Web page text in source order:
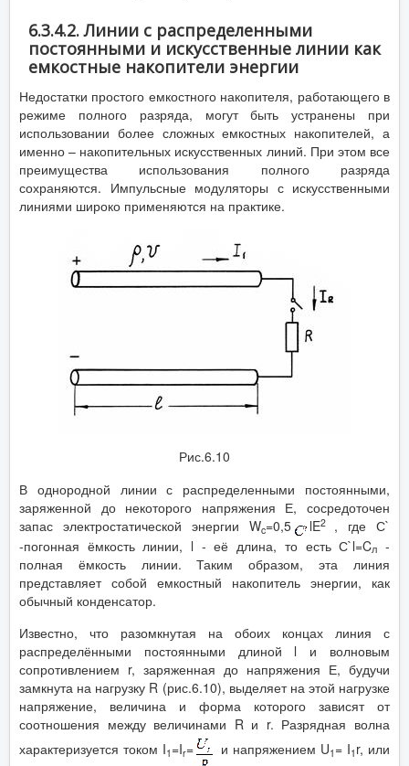
6.3.4.2. Линии с распределенными
постоянными и искусственные линии как
емкостные накопители энергии
Недостатки простого емкостного накопителя, работающего в
режиме полного разряда, могут быть устранены при
использовании более сложных емкостных накопителей, а
именно – накопительных искусственных линий. При этом все
преимущества использования полного разряда
сохраняются. Импульсные модуляторы с искусственными
линиями широко применяются на практике.
Рис.6.10
В однородной линии с распределенными постоянными,
заряженной до некоторого напряжения Е, сосредоточен
запас электростатической энергии Wc=0,5 lE2 , где С`
-погонная ёмкость линии, l - её длина, то есть С`l=Cл -
полная ёмкость линии. Таким образом, эта линия
представляет собой емкостный накопитель энергии, как
обычный конденсатор.
Известно, что разомкнутая на обоих концах линия с
распределёнными постоянными длиной l и волновым
сопротивлением r, заряженная до напряжения Е, будучи
замкнута на нагрузку R (рис.6.10), выделяет на этой нагрузке
напряжение, величина и форма которого зависят от
соотношения между величинами R и r. Разрядная волна
характеризуется током I1 =Ir= и напряжением U1 = I1 r, или